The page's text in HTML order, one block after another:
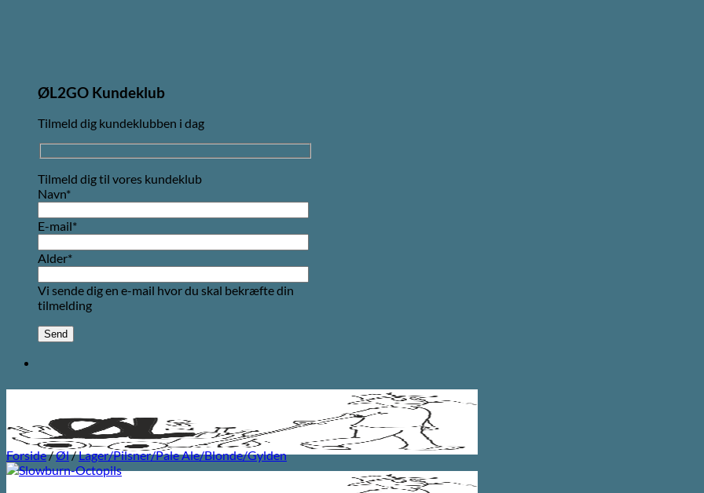
ØL2GO Kundeklub
Tilmeld dig kundeklubben i dag
Tilmeld dig til vores kundeklub
Navn*
E-mail*
Alder*
Vi sende dig en e-mail hvor du skal bekræfte din
tilmelding
Forside/Øl/Lager/Pilsner/Pale Ale/Blonde/Gylden